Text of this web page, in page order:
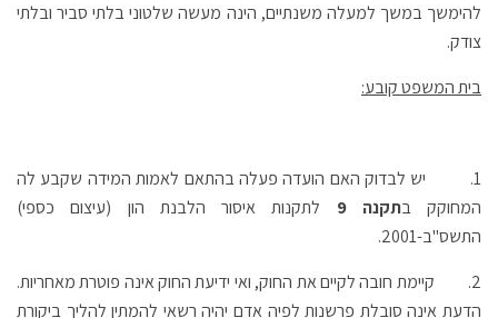
להימשך במשך למעלה משנתיים, הינה מעשה שלטוני בלתי סביר ובלתי
צודק.
בית המשפט קובע:
1. יש לבדוק האם הועדה פעלה בהתאם לאמות המידה שקבע לה
המחוקק בתקנה 9
לתקנות איסור הלבנת הון (עיצום כספי)
התשס"ב-2001.
2. קיימת חובה לקיים את החוק, ואי ידיעת החוק אינה פוטרת מאחריות.
הדעת אינה סובלת פרשנות לפיה אדם יהיה רשאי להמתין להליך ביקורת